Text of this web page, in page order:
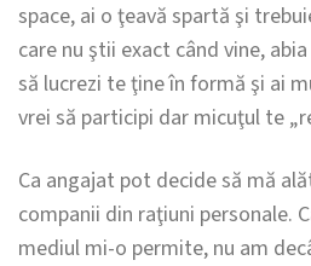
space, ai o ţeavă spartă şi
care nu ştii exact când vine,
să lucrezi te ţine în formă şi ai
vrei să participi dar micuţul te
Ca angajat pot decide să mă
companii din raţiuni personale.
mediul mi-o permite, nu am